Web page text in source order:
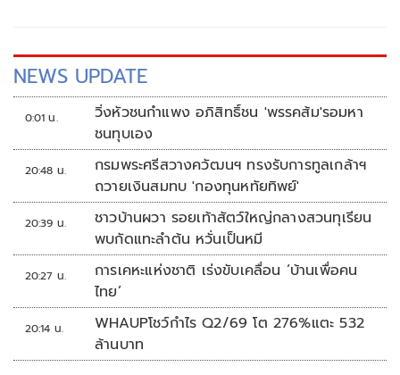
NEWS UPDATE
0:01 น.
วิ่งหัวชนกำแพง อภิสิทธิ์ชน 'พรรคส้ม'รอมหา
ชนทุบเอง
20:48 น.
กรมพระศรีสวางควัฒนฯ ทรงรับการทูลเกล้าฯ
ถวายเงินสมทบ 'กองทุนหทัยทิพย์'
20:39 น.
ชาวบ้านผวา รอยเท้าสัตว์ใหญ่กลางสวนทุเรียน
พบกัดแทะลำต้น หวั่นเป็นหมี
20:27 น.
การเคหะแห่งชาติ เร่งขับเคลื่อน ‘บ้านเพื่อคน
ไทย’
20:14 น.
WHAUPโชว์กำไร Q2/69 โต 276%แตะ 532
ล้านบาท